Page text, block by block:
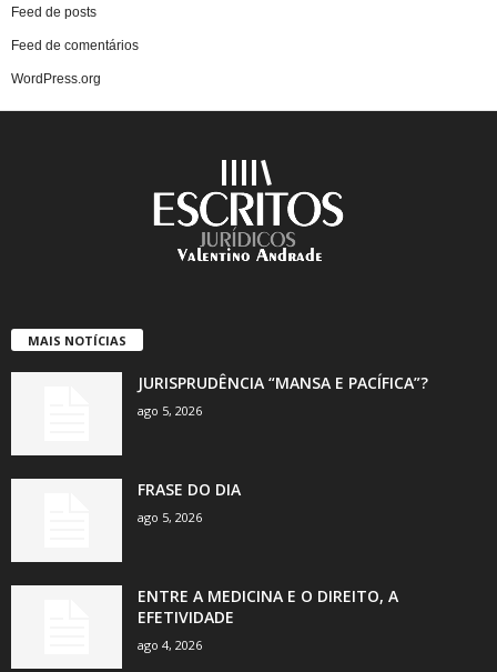
Feed de posts
Feed de comentários
WordPress.org
MAIS NOTÍCIAS
JURISPRUDÊNCIA “MANSA E PACÍFICA”?
ago 5, 2026
FRASE DO DIA
ago 5, 2026
ENTRE A MEDICINA E O DIREITO, A
EFETIVIDADE
ago 4, 2026